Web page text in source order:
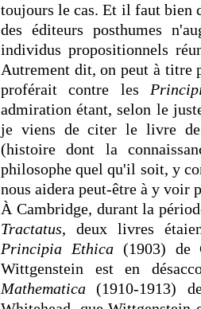
toujours le cas. Et il faut bien
des éditeurs posthumes
individus propositionnels
Autrement dit, on peut à
proférait contre les
admiration étant, selon le
je viens de citer le livre
(histoire dont la
philosophe quel qu'il soit, y
nous aidera peut-être à y voir
À Cambridge, durant la
Tractatus, deux livres
Principia Ethica(1903) de
Wittgenstein est en
Mathematica (1910-1913)